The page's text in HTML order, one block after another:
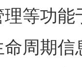
等功
周期